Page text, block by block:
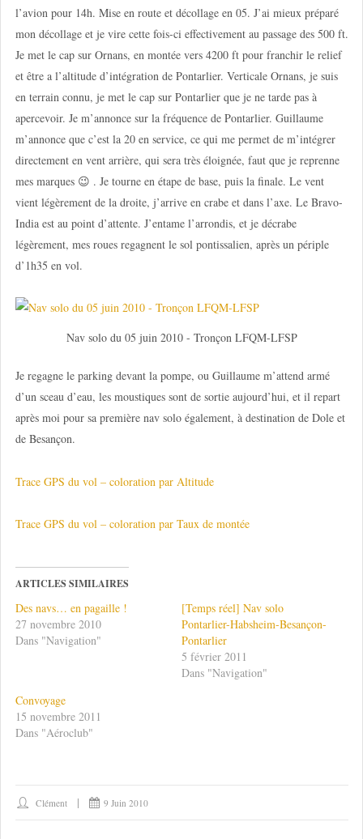
l’avion pour 14h. Mise en route et décollage en 05. J’ai mieux préparé
mon décollage et je vire cette fois-ci effectivement au passage des 500 ft.
Je met le cap sur Ornans, en montée vers 4200 ft pour franchir le relief
et être a l’altitude d’intégration de Pontarlier. Verticale Ornans, je suis
en terrain connu, je met le cap sur Pontarlier que je ne tarde pas à
apercevoir. Je m’annonce sur la fréquence de Pontarlier. Guillaume
m’annonce que c’est la 20 en service, ce qui me permet de m’intégrer
directement en vent arrière, qui sera très éloignée, faut que je reprenne
mes marques 😉 . Je tourne en étape de base, puis la finale. Le vent
vient légèrement de la droite, j’arrive en crabe et dans l’axe. Le Bravo-
India est au point d’attente. J’entame l’arrondis, et je décrabe
légèrement, mes roues regagnent le sol pontissalien, après un périple
d’1h35 en vol.
Nav solo du 05 juin 2010 - Tronçon LFQM-LFSP
Je regagne le parking devant la pompe, ou Guillaume m’attend armé
d’un sceau d’eau, les moustiques sont de sortie aujourd’hui, et il repart
après moi pour sa première nav solo également, à destination de Dole et
de Besançon.
Trace GPS du vol – coloration par Altitude
Trace GPS du vol – coloration par Taux de montée
ARTICLES SIMILAIRES
Des navs… en pagaille !
27 novembre 2010
Dans "Navigation"
[Temps réel] Nav solo
Pontarlier-Habsheim-Besançon-
Pontarlier
5 février 2011
Dans "Navigation"
Convoyage
15 novembre 2011
Dans "Aéroclub"
Clément 9 Juin 2010